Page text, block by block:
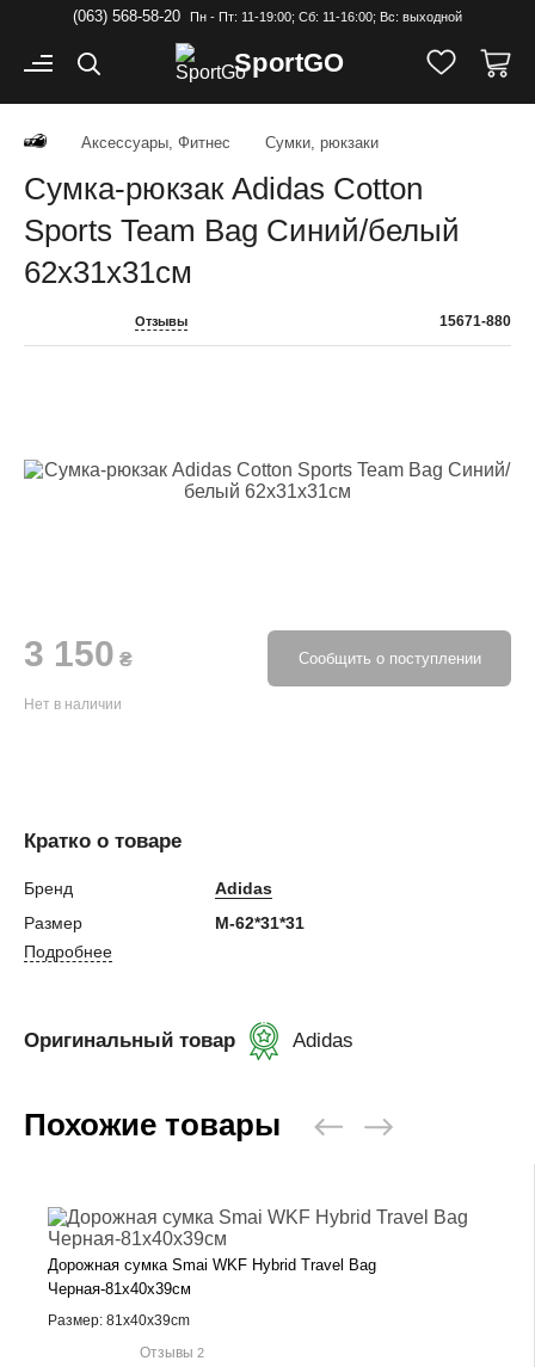
(063) 568-58-20 Пн - Пт: 11-19:00; Cб: 11-16:00; Вс: выходной
SportGO
Аксессуары, Фитнес Сумки, рюкзаки
Сумка-рюкзак Adidas Cotton
Sports Team Bag Синий/белый
62х31х31см
Отзывы 15671-880
3 150 ₴
Нет в наличии
Сообщить о поступлении
Кратко о товаре
Бренд
Adidas
Размер
M-62*31*31
Подробнее
Оригинальный товар Adidas
Похожие товары
Дорожная сумка Smai WKF Hybrid Travel Bag
Черная-81х40х39см
Размер: 81x40x39cm
Отзывы2